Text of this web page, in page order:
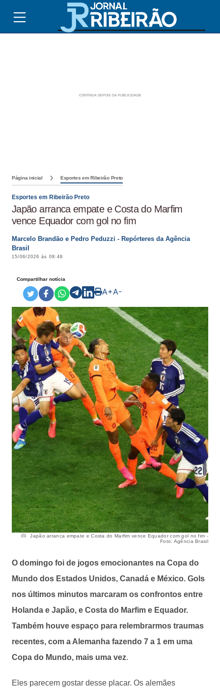
Página inicial Esportes em Ribeirão Preto
Esportes em Ribeirão Preto
Japão arranca empate e Costa do Marfim
vence Equador com gol no fim
Marcelo Brandão e Pedro Peduzzi - Repórteres da Agência
Brasil
15/06/2026 às 08:48
Compartilhar notícia
A+A-
Japão arranca empate e Costa do Marfim vence Equador com gol no fim -
Foto: Agência Brasil
O domingo foi de jogos emocionantes na Copa do
Mundo dos Estados Unidos, Canadá e México. Gols
nos últimos minutos marcaram os confrontos entre
Holanda e Japão, e Costa do Marfim e Equador.
Também houve espaço para relembrarmos traumas
recentes, com a Alemanha fazendo 7 a 1 em uma
Copa do Mundo, mais uma vez.
Eles parecem gostar desse placar. Os alemães